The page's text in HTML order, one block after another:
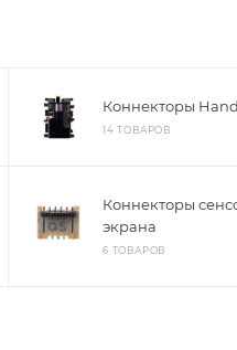
Коннекторы
14 ТОВАРОВ
Коннекторы
экрана
6 ТОВАРОВ